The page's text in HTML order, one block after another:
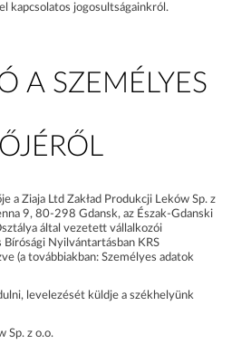
kapcsolatos jogosultságainkról.
A SZEMÉLYES
a Ziaja Ltd Zakład Produkcji Leków Sp. z
9, 80-298 Gdansk, az Észak-Gdanski
által vezetett vállalkozói
Nyilvántartásban KRS
(a továbbiakban: Személyes adatok
levelezését küldje a székhelyünk
Sp. z o.o.